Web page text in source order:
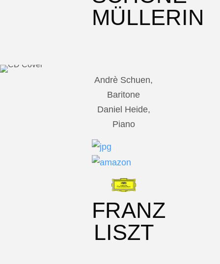
MÜLLERIN
Andrè Schuen,
Baritone
Daniel Heide,
Piano
FRANZ
LISZT